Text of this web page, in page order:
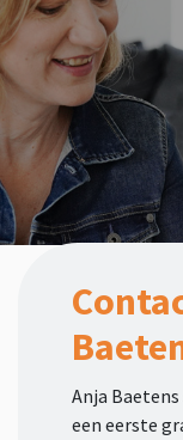
Anja
een eerste